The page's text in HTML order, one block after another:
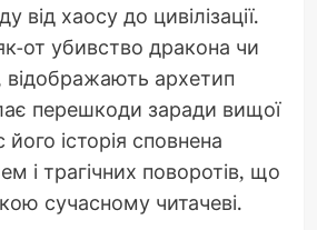
від хаосу до цивілізації.
от убивство дракона чи
відображають архетип
перешкоди заради вищої
історія сповнена
і трагічних поворотів, що
сучасному читачеві.